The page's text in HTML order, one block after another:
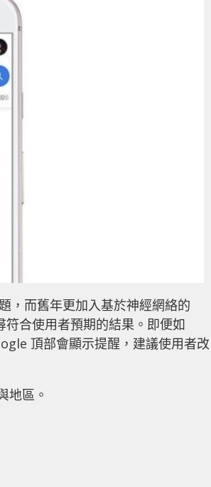
，而舊年更加入基於神經網絡的
合使用者預期的結果。即便如
頂部會顯示提醒，建議使用者改
地區。